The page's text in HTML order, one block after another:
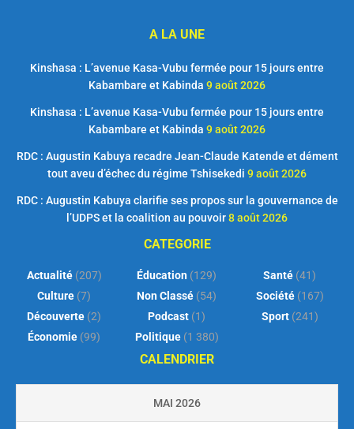
A LA UNE
Kinshasa : L’avenue Kasa-Vubu fermée pour 15 jours entre
Kabambare et Kabinda 9 août 2026
Kinshasa : L’avenue Kasa-Vubu fermée pour 15 jours entre
Kabambare et Kabinda 9 août 2026
RDC : Augustin Kabuya recadre Jean-Claude Katende et dément
tout aveu d’échec du régime Tshisekedi 9 août 2026
RDC : Augustin Kabuya clarifie ses propos sur la gouvernance de
l’UDPS et la coalition au pouvoir8 août 2026
CATEGORIE
Actualité(207)
Culture (7)
Découverte (2)
Économie (99)
Éducation (129)
Non Classé (54)
Podcast (1)
Politique(1 380)
Santé (41)
Société(167)
Sport(241)
CALENDRIER
MAI 2026